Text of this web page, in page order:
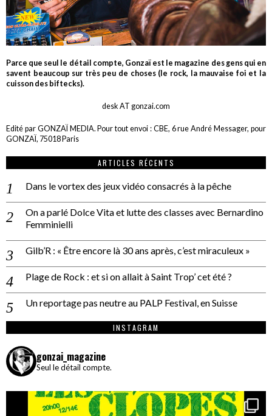
Parce que seul le détail compte, Gonzaï est le magazine des gens qui en
savent beaucoup sur très peu de choses (le rock, la mauvaise foi et la
cuisson des biftecks).
desk AT gonzai.com
Edité par GONZAÏ MEDIA. Pour tout envoi : CBE, 6 rue André Messager, pour
GONZAÏ, 75018 Paris
ARTICLES RÉCENTS
Dans le vortex des jeux vidéo consacrés à la pêche
On a parlé Dolce Vita et lutte des classes avec Bernardino
Femminielli
Gilb’R : « Être encore là 30 ans après, c’est miraculeux »
Plage de Rock : et si on allait à Saint Trop’ cet été ?
Un reportage pas neutre au PALP Festival, en Suisse
INSTAGRAM
gonzai_magazine
Seul le détail compte.